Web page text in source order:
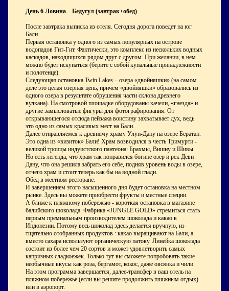
День 6 Ловина – Бедугул (завтрак+обед)
После завтрака выписка из отеля. Сегодня дорога поведет на юг
Бали.
Первая остановка у одного из самых популярных на острове
водопадов Гит-Гит. Фактически, это комплекс из нескольких водных
каскадов, находящихся рядом друг с другом. При желании, в нем
можно будет искупаться (берите с собой купальные принадлежности
и полотенце).
Следующая остановка Twin Lakes – озера «двойняшки» (на самом
деле это целая озерная цепь, причем «двойняшки» образовались из
одного озера в результате обрушения части склона древнего
вулкана). На смотровой площадке оборудованы качели, «гнезда» и
другие замысловатые фигуры для фотографирования. От
открывающегося отсюда пейзажа воистину захватывает дух, ведь
это одно из самых красивых мест на Бали.
Далее отправляемся к древнему храму Улун-Дану на озере Бератан.
Это одна из «визиток» Бали! Храм возводился в честь Тримурти -
великой троицы индуистского пантеона: Брахмы, Вишну и Шивы.
Но есть легенда, что храм так понравился богине озер и рек Деви
Дану, что она решила забрать его себе, подняв уровень воды в озере,
отчего храм и стоит теперь как бы на водной глади.
Обед в местном ресторане.
И завершением этого насыщенного дня будет остановка на местном
рынке. Здесь вы можете приобрести фрукты и местные специи.
А ближе к пляжному побережью - короткая остановка в магазине
балийского шоколада. Фабрика «JUNGLE GOLD» стремиться стать
первым премиальным производителем шоколада и какао в
Индонезии. Потому весь шоколад здесь делается вручную, из
тщательно отобранных продуктов : какао выращивают на Бали, а
вместо сахара используют органическую патоку. Линейка шоколада
состоит из более чем 20 сортов и может удовлетворить самых
капризных сладкоежек. Только тут вы сможете попробовать такие
необычные вкусы как роза, бергамот, кокос, даже овсянка и чили
На этом программа завершается, далее-трансфер в ваш отель на
пляжном побережье (если вы решите продолжить пляжным отдых)
или в аэропорт.